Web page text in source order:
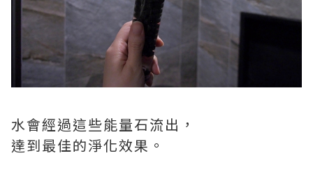
水會經過這些能量石流出，
達到最佳的淨化效果。